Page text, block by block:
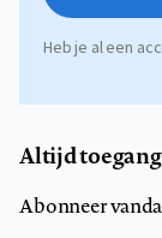
Heb je al een
Altijd
Abonneer